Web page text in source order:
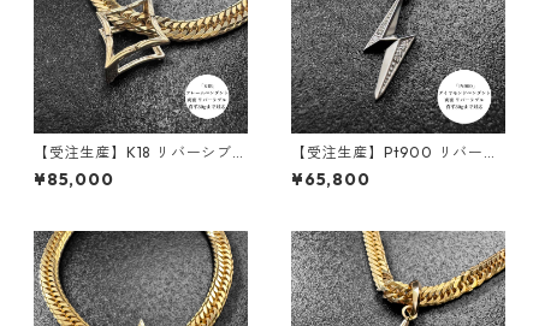
【受注生産】K18 リバーシブル
ペンダント｜額縁フレーム
〈ロンバス 30g用〉｜30g喜
¥85,000
【受注生産】Pt900 リバーシ
ブルペンダント | 雷-INAZUM
A- |ダイヤモンド | 30g喜平ま
¥65,800